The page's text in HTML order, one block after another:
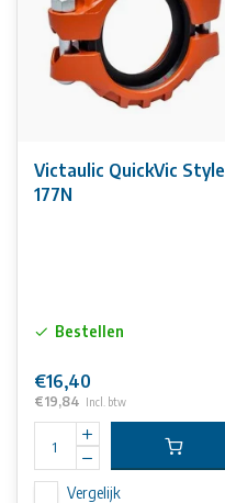
Victaulic QuickVic Style
177N
Bestellen
€16,40
€19,84 Incl. btw
Vergelijk